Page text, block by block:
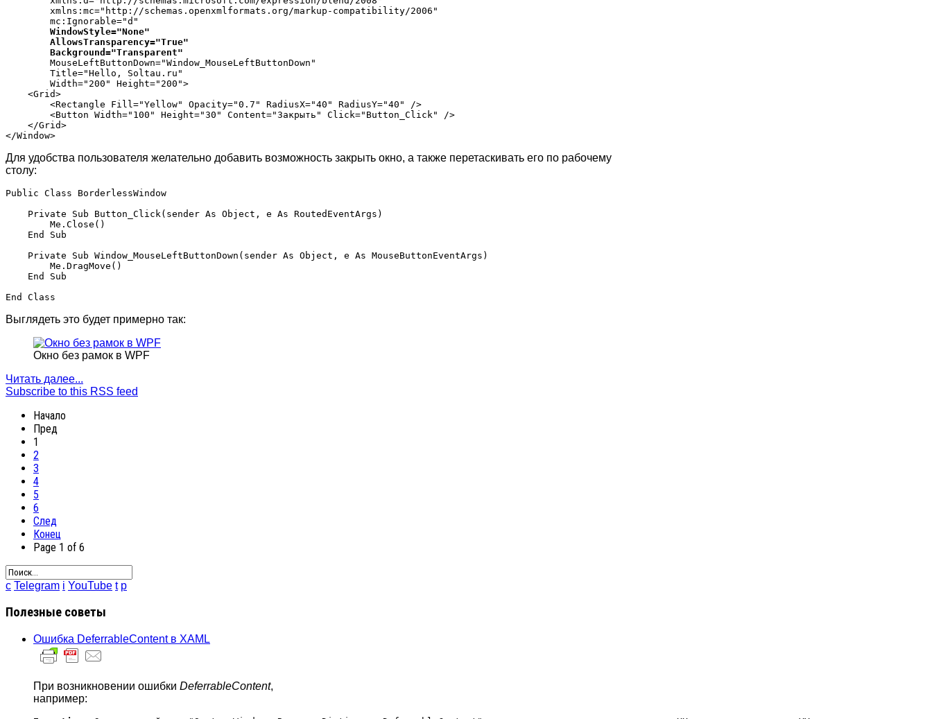
        xmlns:mc="http://schemas.openxmlformats.org/markup-compatibility/2006"
        mc:Ignorable="d"
WindowStyle="None"
AllowsTransparency="True"
Background="Transparent"
        MouseLeftButtonDown="Window_MouseLeftButtonDown"
        Title="Hello, Soltau.ru"
        Width="200" Height="200">
    <Grid>
        <Rectangle Fill="Yellow" Opacity="0.7" RadiusX="40" RadiusY="40" />
        <Button Width="100" Height="30" Content="Закрыть" Click="Button_Click" />
    </Grid>
Для удобства пользователя желательно добавить возможность закрыть окно, а также перетаскивать его по рабочему
столу:
Public Class BorderlessWindow
    Private Sub Button_Click(sender As Object, e As RoutedEventArgs)
        Me.Close()
    End Sub
    Private Sub Window_MouseLeftButtonDown(sender As Object, e As MouseButtonEventArgs)
        Me.DragMove()
    End Sub
Выглядеть это будет примерно так:
Окно без рамок в WPF
Читать далее...
Subscribe to this RSS feed
Начало
Пред
1
2
3
4
5
6
След
Конец
Page 1 of 6
c Telegram i YouTube t p
Полезные советы
Ошибка DeferrableContent в XAML
При возникновении ошибки DeferrableContent,
например: